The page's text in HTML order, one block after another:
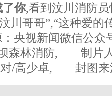
了你,看到汶川消防
川哥哥”,“这种爱的
视新闻微信公众
坝森林消防, 制片
/高少卓, 封图来